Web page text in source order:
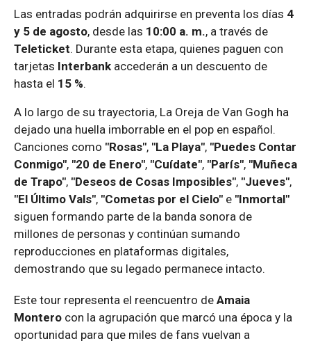
Las entradas podrán adquirirse en preventa los días 4
y 5 de agosto, desde las 10:00 a. m., a través de
Teleticket. Durante esta etapa, quienes paguen con
tarjetas Interbank accederán a un descuento de
hasta el 15 %.
A lo largo de su trayectoria, La Oreja de Van Gogh ha
dejado una huella imborrable en el pop en español.
Canciones como "Rosas", "La Playa", "Puedes Contar
Conmigo", "20 de Enero", "Cuídate", "París", "Muñeca
de Trapo", "Deseos de Cosas Imposibles", "Jueves",
"El Último Vals", "Cometas por el Cielo" e "Inmortal"
siguen formando parte de la banda sonora de
millones de personas y continúan sumando
reproducciones en plataformas digitales,
demostrando que su legado permanece intacto.
Este tour representa el reencuentro de Amaia
Montero con la agrupación que marcó una época y la
oportunidad para que miles de fans vuelvan a